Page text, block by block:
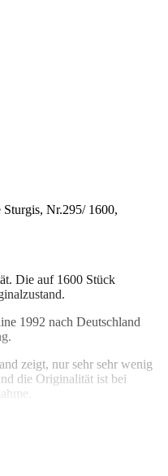
Nr.295/ 1600,
Die auf 1600 Stück
1992 nach Deutschland
zeigt, nur sehr sehr wenig
die Originalität ist bei
V-Twin angetrieben und
Modellen jener Zeit